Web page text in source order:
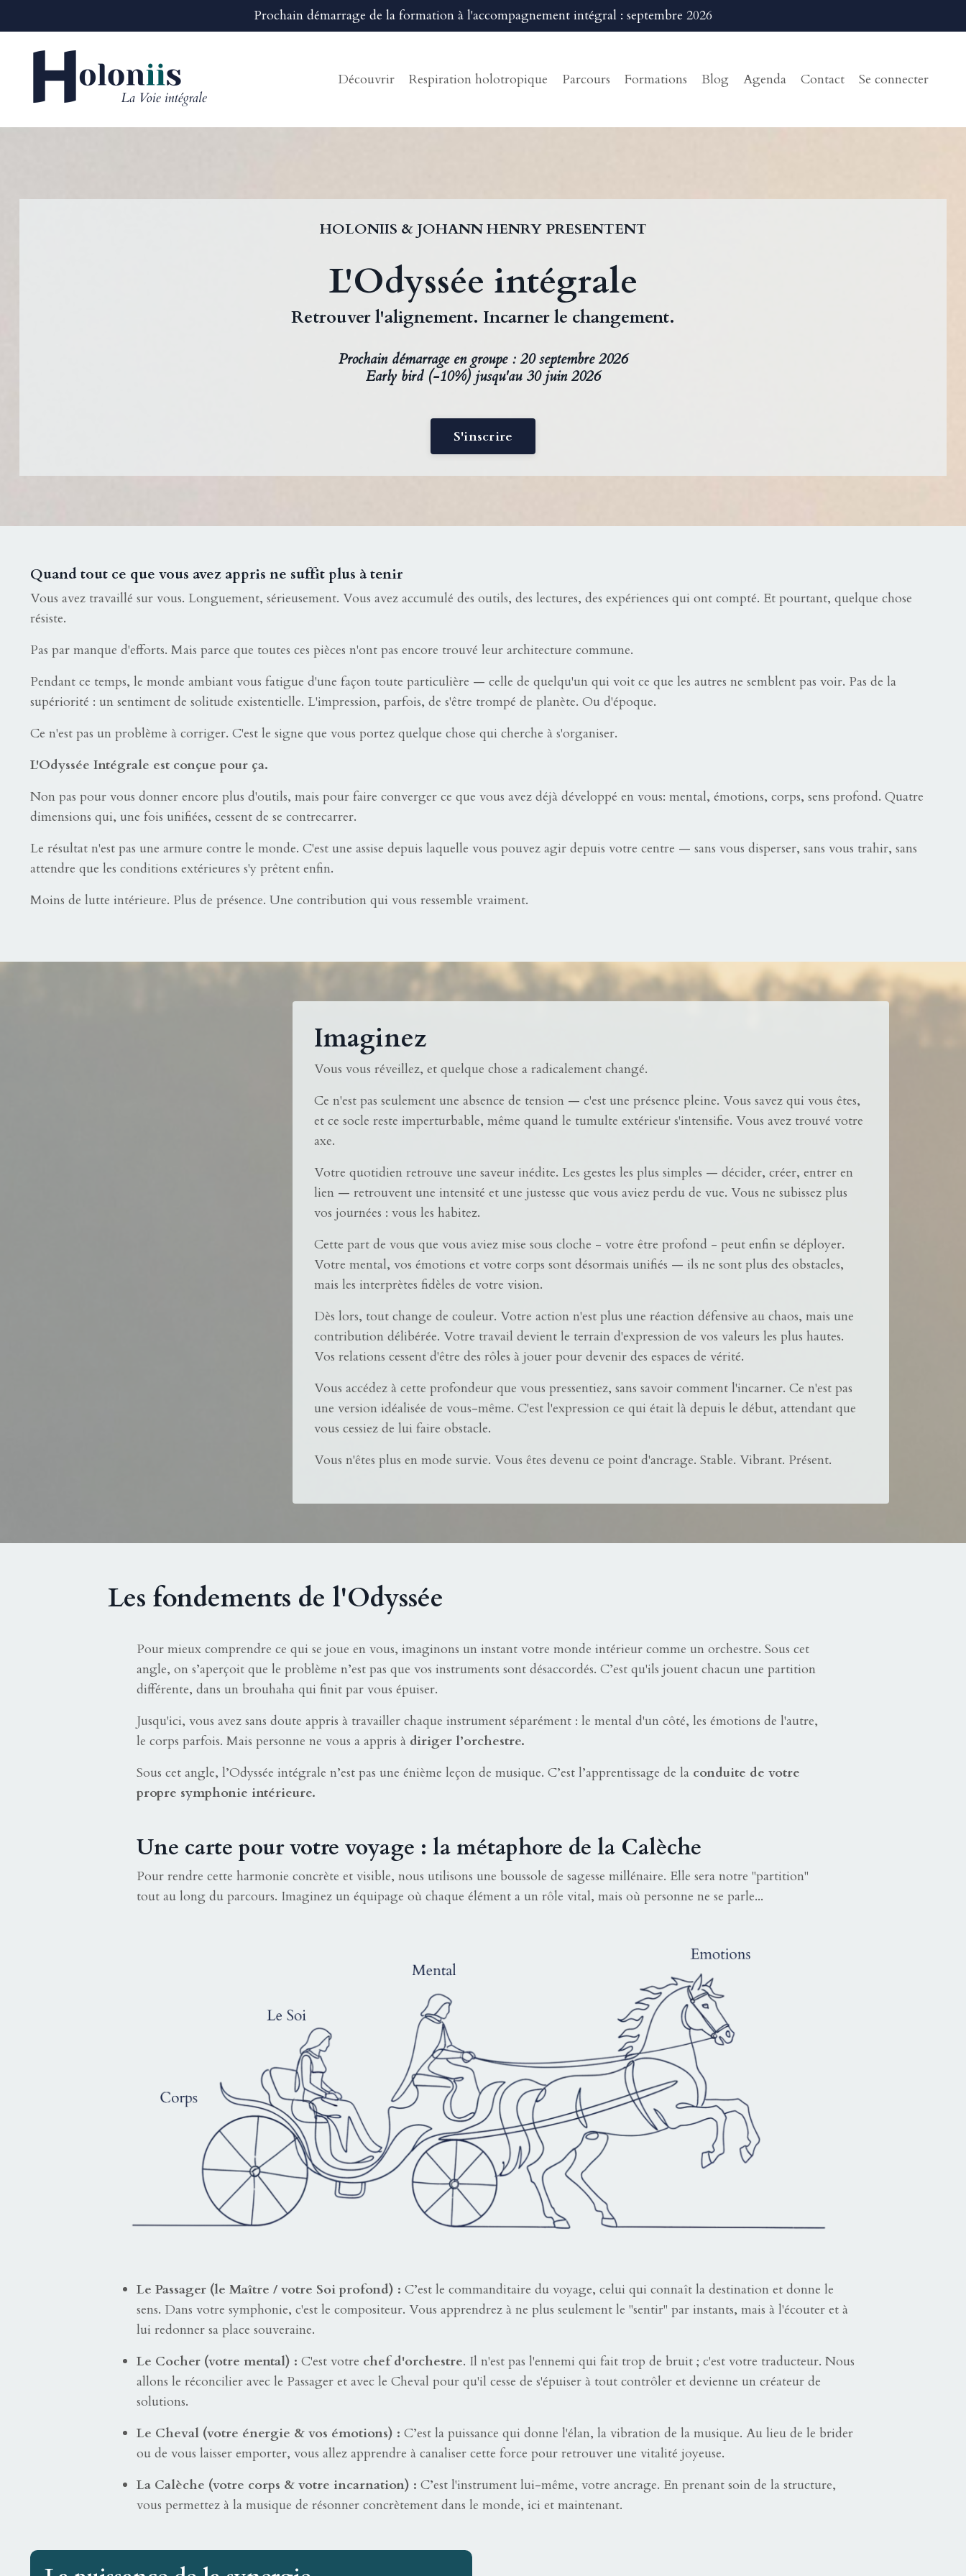
Prochain démarrage de la formation à l'accompagnement intégral : septembre 2026
Découvrir Respiration holotropique Parcours Formations Blog Agenda Contact Se connecter
HOLONIIS & JOHANN HENRY PRESENTENT
L'Odyssée intégrale
Retrouver l'alignement. Incarner le changement.
Prochain démarrage en groupe : 20 septembre 2026
Early bird (-10%) jusqu'au 30 juin 2026
S'inscrire
Quand tout ce que vous avez appris ne suffit plus à tenir
Vous avez travaillé sur vous. Longuement, sérieusement. Vous avez accumulé des outils, des lectures, des expériences qui ont compté. Et pourtant, quelque chose
résiste.
Pas par manque d'efforts. Mais parce que toutes ces pièces n'ont pas encore trouvé leur architecture commune.
Pendant ce temps, le monde ambiant vous fatigue d'une façon toute particulière — celle de quelqu'un qui voit ce que les autres ne semblent pas voir. Pas de la
supériorité : un sentiment de solitude existentielle. L'impression, parfois, de s'être trompé de planète. Ou d'époque.
Ce n'est pas un problème à corriger. C'est le signe que vous portez quelque chose qui cherche à s'organiser.
L'Odyssée Intégrale est conçue pour ça.
Non pas pour vous donner encore plus d'outils, mais pour faire converger ce que vous avez déjà développé en vous: mental, émotions, corps, sens profond. Quatre
dimensions qui, une fois unifiées, cessent de se contrecarrer.
Le résultat n'est pas une armure contre le monde. C'est une assise depuis laquelle vous pouvez agir depuis votre centre — sans vous disperser, sans vous trahir, sans
attendre que les conditions extérieures s'y prêtent enfin.
Moins de lutte intérieure. Plus de présence. Une contribution qui vous ressemble vraiment.
Imaginez
Vous vous réveillez, et quelque chose a radicalement changé.
Ce n'est pas seulement une absence de tension — c'est une présence pleine. Vous savez qui vous êtes,
et ce socle reste imperturbable, même quand le tumulte extérieur s'intensifie. Vous avez trouvé votre
axe.
Votre quotidien retrouve une saveur inédite. Les gestes les plus simples — décider, créer, entrer en
lien — retrouvent une intensité et une justesse que vous aviez perdu de vue. Vous ne subissez plus
vos journées : vous les habitez.
Cette part de vous que vous aviez mise sous cloche - votre être profond - peut enfin se déployer.
Votre mental, vos émotions et votre corps sont désormais unifiés — ils ne sont plus des obstacles,
mais les interprètes fidèles de votre vision.
Dès lors, tout change de couleur. Votre action n'est plus une réaction défensive au chaos, mais une
contribution délibérée. Votre travail devient le terrain d'expression de vos valeurs les plus hautes.
Vos relations cessent d'être des rôles à jouer pour devenir des espaces de vérité.
Vous accédez à cette profondeur que vous pressentiez, sans savoir comment l'incarner. Ce n'est pas
une version idéalisée de vous-même. C'est l'expression ce qui était là depuis le début, attendant que
vous cessiez de lui faire obstacle.
Vous n'êtes plus en mode survie. Vous êtes devenu ce point d'ancrage. Stable. Vibrant. Présent.
Les fondements de l'Odyssée
Pour mieux comprendre ce qui se joue en vous, imaginons un instant votre monde intérieur comme un orchestre. Sous cet
angle, on s’aperçoit que le problème n’est pas que vos instruments sont désaccordés. C’est qu'ils jouent chacun une partition
différente, dans un brouhaha qui finit par vous épuiser.
Jusqu'ici, vous avez sans doute appris à travailler chaque instrument séparément : le mental d'un côté, les émotions de l'autre,
le corps parfois. Mais personne ne vous a appris à diriger l’orchestre.
Sous cet angle, l’Odyssée intégrale n’est pas une énième leçon de musique. C’est l’apprentissage de la conduite de votre
propre symphonie intérieure.
Une carte pour votre voyage : la métaphore de la Calèche
Pour rendre cette harmonie concrète et visible, nous utilisons une boussole de sagesse millénaire. Elle sera notre "partition"
tout au long du parcours. Imaginez un équipage où chaque élément a un rôle vital, mais où personne ne se parle...
Le Passager (le Maître / votre Soi profond) : C’est le commanditaire du voyage, celui qui connaît la destination et donne le
sens. Dans votre symphonie, c'est le compositeur. Vous apprendrez à ne plus seulement le "sentir" par instants, mais à l'écouter et à
lui redonner sa place souveraine.
Le Cocher (votre mental) : C'est votre chef d'orchestre. Il n'est pas l'ennemi qui fait trop de bruit ; c'est votre traducteur. Nous
allons le réconcilier avec le Passager et avec le Cheval pour qu'il cesse de s'épuiser à tout contrôler et devienne un créateur de
solutions.
Le Cheval (votre énergie & vos émotions) : C’est la puissance qui donne l'élan, la vibration de la musique. Au lieu de le brider
ou de vous laisser emporter, vous allez apprendre à canaliser cette force pour retrouver une vitalité joyeuse.
La Calèche (votre corps & votre incarnation) : C’est l'instrument lui-même, votre ancrage. En prenant soin de la structure,
vous permettez à la musique de résonner concrètement dans le monde, ici et maintenant.